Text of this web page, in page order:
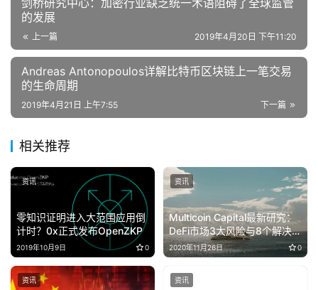
剑桥研究中心：加密行业缺乏统一术语阻碍了全球监管
的发展
上一篇 2019年4月20日 下午11:20
Andreas Antonopoulos详解比特币区块链上一笔交易
的生命周期
下一篇
2019年4月21日 上午7:55
相关推荐
零知识证明进入大范围应用倒
计时？0x正式发布OpenZKP
2019年10月9日 0
资讯
Multicoin Capital最新研究：
DeFi市场3大风险与8个解决思
路
2020年11月26日 0
资讯
资讯 资讯